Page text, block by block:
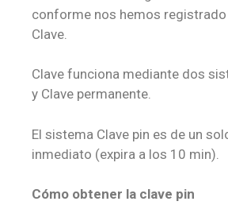
conforme nos hemos
Clave.
Clave funciona mediante dos
y Clave permanente.
El sistema Clave pin es de un
inmediato (expira a los 10 min).
Cómo obtener la clave pin